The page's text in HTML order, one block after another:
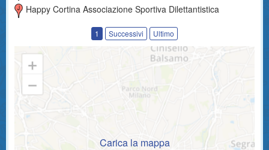
Happy Cortina Associazione Sportiva Dilettantistica
1 Successivi Ultimo
Carica la mappa